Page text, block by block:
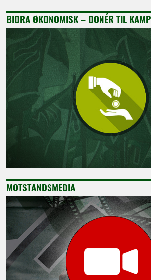
BIDRA ØKONOMISK – DONÉR TIL
MOTSTANDSMEDIA